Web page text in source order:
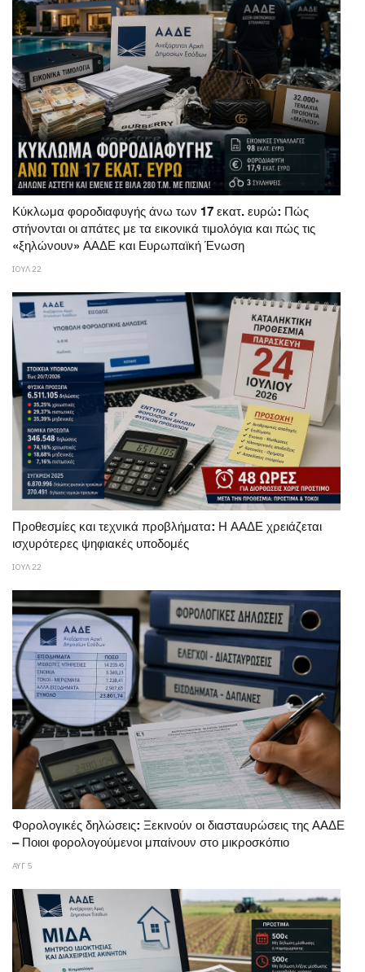
Κύκλωμα φοροδιαφυγής άνω των 17 εκατ. ευρώ: Πώς
στήνονται οι απάτες με τα εικονικά τιμολόγια και πώς τις
«ξηλώνουν» ΑΑΔΕ και Ευρωπαϊκή Ένωση
ΙΟΥΛ 22
Προθεσμίες και τεχνικά προβλήματα: Η ΑΑΔΕ χρειάζεται
ισχυρότερες ψηφιακές υποδομές
ΙΟΥΛ 22
Φορολογικές δηλώσεις: Ξεκινούν οι διασταυρώσεις της ΑΑΔΕ
– Ποιοι φορολογούμενοι μπαίνουν στο μικροσκόπιο
ΑΥΓ 5